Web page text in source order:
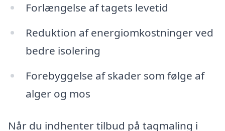
Forlængelse af tagets levetid
Reduktion af energiomkostninger ved
bedre isolering
Forebyggelse af skader som følge af
alger og mos
Når du indhenter tilbud på tagmaling i